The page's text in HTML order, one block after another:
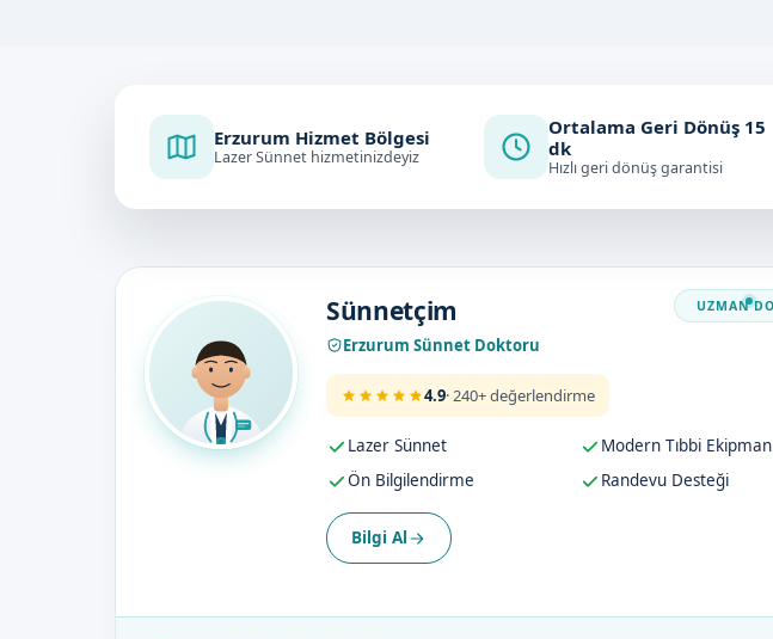
Erzurum Hizmet Bölgesi
Lazer Sünnet hizmetinizdeyiz
Ortalama Geri Dönüş 15
dk
Hızlı geri dönüş garantisi
DoktorumuzSünnetçim
Erzurum Sünnet Doktoru
4.9· 240+ değerlendirme
Lazer Sünnet
Modern Tıbbi Ekipman
Ön Bilgilendirme
Randevu Desteği
Bilgi Al